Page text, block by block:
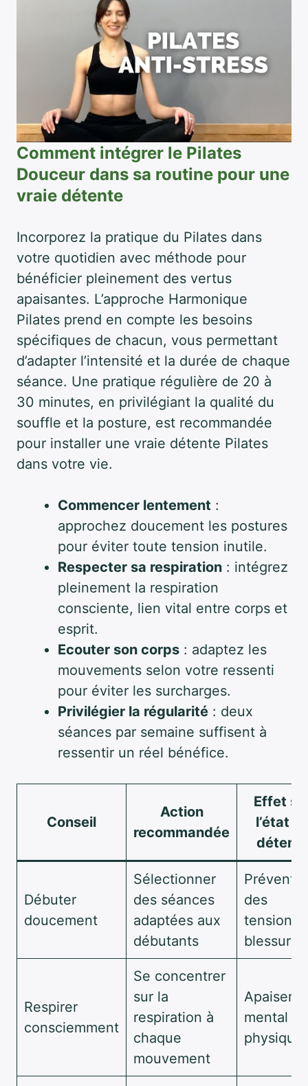
Comment intégrer le Pilates
Douceur dans sa routine pour une
vraie détente
Incorporez la pratique du Pilates dans
votre quotidien avec méthode pour
bénéficier pleinement des vertus
apaisantes. L’approche Harmonique
Pilates prend en compte les besoins
spécifiques de chacun, vous permettant
d’adapter l’intensité et la durée de chaque
séance. Une pratique régulière de 20 à
30 minutes, en privilégiant la qualité du
souffle et la posture, est recommandée
pour installer une vraie détente Pilates
dans votre vie.
Commencer lentement :
approchez doucement les postures
pour éviter toute tension inutile.
Respecter sa respiration : intégrez
pleinement la respiration
consciente, lien vital entre corps et
esprit.
Ecouter son corps : adaptez les
mouvements selon votre ressenti
pour éviter les surcharges.
Privilégier la régularité : deux
séances par semaine suffisent à
ressentir un réel bénéfice.
Conseil
Action
recommandée
Effet
l’état
Débuter
doucement
Sélectionner
des séances
adaptées aux
débutants
des
tensions
blessures
Respirer
consciemment
Se concentrer
sur la
respiration à
chaque
mouvement
mental et
physique